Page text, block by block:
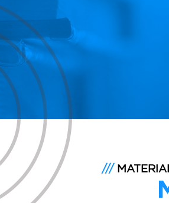
MATERIAL
DIDÁTICO
///